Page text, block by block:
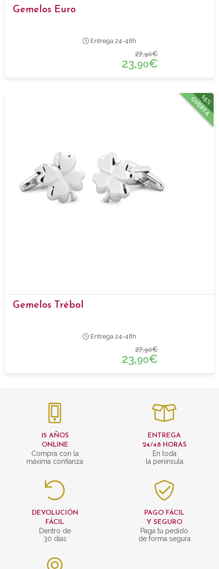
Gemelos Euro
Entrega 24-48h
27,90€
23,90€
15%
OFERTA
Gemelos Trébol
Entrega 24-48h
27,90€
23,90€
15 AÑOS
ONLINE
Compra con la
máxima confianza
ENTREGA
24/48 HORAS
En toda
la península
DEVOLUCIÓN
FÁCIL
Dentro de
30 días
PAGO FÁCIL
Y SEGURO
Paga tu pedido
de forma segura